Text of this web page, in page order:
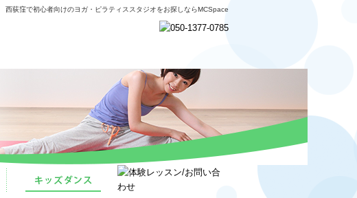
西荻窪で初心者向けのヨガ・ピラティススタジオをお探しならMCSpace